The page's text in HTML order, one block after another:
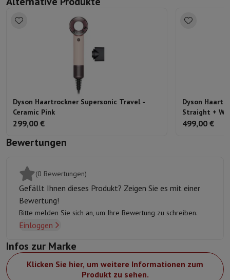
und um 360° drehen lässt.
Dyson Haartrockner Supersonic Travel -
Ceramic Pink
299,00 €
Dyson
Straight +
499,00 €
Bewertungen
(0 Bewertungen)
Gefällt Ihnen dieses Produkt? Zeigen Sie es mit einer
Bewertung!
Bitte melden Sie sich an, um Ihre Bewertung zu schreiben.
Einloggen
Infos zur Marke
Klicken Sie hier, um weitere Informationen zum
Produkt zu sehen.